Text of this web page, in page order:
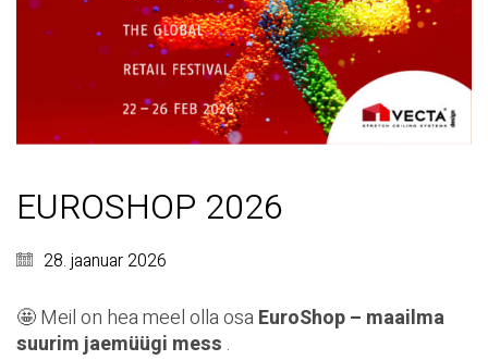
EUROSHOP 2026
28. jaanuar 2026
🤩 Meil on hea meel olla osaEuroShop – maailma
suurim jaemüügi mess .